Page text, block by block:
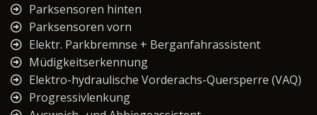
Parksensoren hinten
Parksensoren vorn
Elektr. Parkbremnse + Berganfahrassistent
Müdigkeitserkennung
Elektro-hydraulische Vorderachs-Quersperre (VAQ)
Progressivlenkung